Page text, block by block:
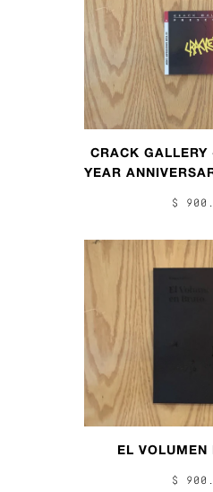
CRACK
YEAR
$
EL VOLUMEN
$